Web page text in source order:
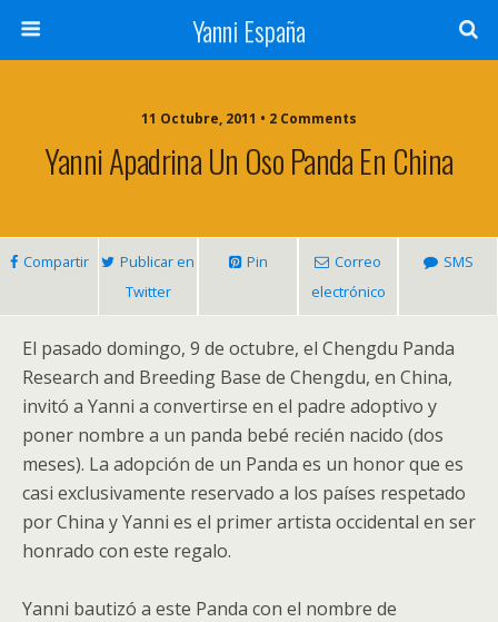
Yanni España
11 Octubre, 2011 • 2 Comments
Yanni Apadrina Un Oso Panda En China
Compartir
Publicar en
Twitter
Pin
Correo
electrónico
SMS
El pasado domingo, 9 de octubre, el Chengdu Panda
Research and Breeding Base de Chengdu, en China,
invitó a Yanni a convertirse en el padre adoptivo y
poner nombre a un panda bebé recién nacido (dos
meses). La adopción de un Panda es un honor que es
casi exclusivamente reservado a los países respetado
por China y Yanni es el primer artista occidental en ser
honrado con este regalo.
Yanni bautizó a este Panda con el nombre de